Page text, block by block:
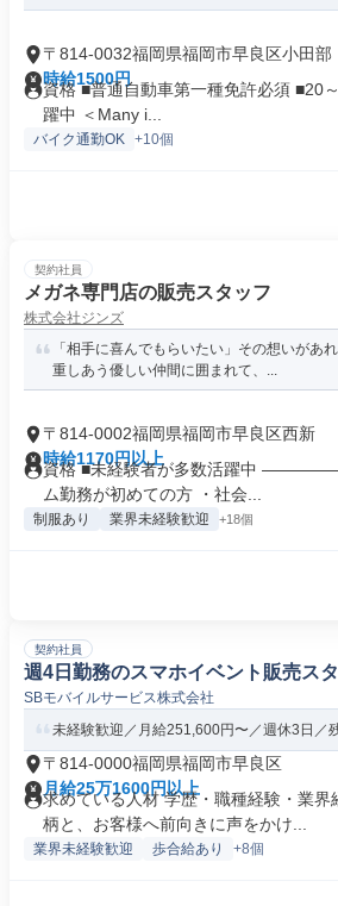
〒814-0032福岡県福岡市早良区小田部
時給1500円
資格 ■普通自動車第一種免許必須 ■20
躍中 ＜Many i...
バイク通勤OK +10個
契約社員
メガネ専門店の販売スタッフ
株式会社ジンズ
「相手に喜んでもらいたい」その想いがあ
重しあう優しい仲間に囲まれて、...
〒814-0002福岡県福岡市早良区西新
時給1170円以上
資格 ■未経験者が多数活躍中
ム勤務が初めての方 ・社会...
制服あり 業界未経験歓迎 +18個
契約社員
週4日勤務のスマホイベント販売ス
SBモバイルサービス株式会社
未経験歓迎／月給251,600円〜／週休3日／
〒814-0000福岡県福岡市早良区
月給25万1600円以上
求めている人材 学歴・職種経験・業界
柄と、お客様へ前向きに声をかけ...
業界未経験歓迎 歩合給あり +8個